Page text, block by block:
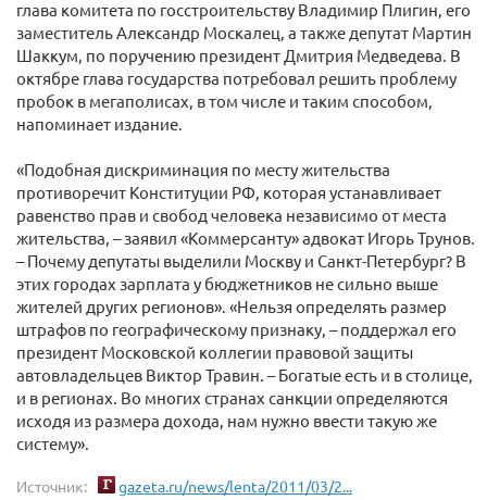
глава комитета по госстроительству Владимир Плигин, его
заместитель Александр Москалец, а также депутат Мартин
Шаккум, по поручению президент Дмитрия Медведева. В
октябре глава государства потребовал решить проблему
пробок в мегаполисах, в том числе и таким способом,
напоминает издание.
«Подобная дискриминация по месту жительства
противоречит Конституции РФ, которая устанавливает
равенство прав и свобод человека независимо от места
жительства, – заявил «Коммерсанту» адвокат Игорь Трунов.
– Почему депутаты выделили Москву и Санкт-Петербург? В
этих городах зарплата у бюджетников не сильно выше
жителей других регионов». «Нельзя определять размер
штрафов по географическому признаку, – поддержал его
президент Московской коллегии правовой защиты
автовладельцев Виктор Травин. – Богатые есть и в столице,
и в регионах. Во многих странах санкции определяются
исходя из размера дохода, нам нужно ввести такую же
систему».
Источник: gazeta.ru/news/lenta/2011/03/2...